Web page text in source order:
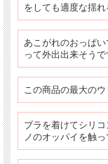
をしても適度な揺れ
あこがれのおっぱ
って外出出来そうで
この商品の最大の
ブラを着けてシリ
ノのオッパイを触っ